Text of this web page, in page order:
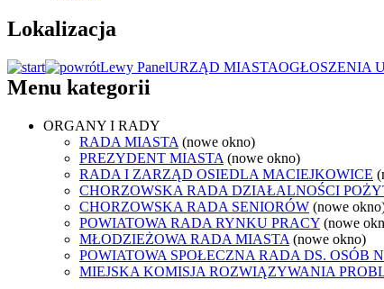
Lokalizacja
Lewy PanelURZĄD MIASTAOGŁOSZENIA
Menu kategorii
ORGANY I RADY
RADA MIASTA (nowe okno)
PREZYDENT MIASTA (nowe okno)
RADA I ZARZĄD OSIEDLA MACIEJKOWICE
CHORZOWSKA RADA DZIAŁALNOŚCI
CHORZOWSKA RADA SENIORÓW (nowe
POWIATOWA RADA RYNKU PRACY (nowe
MŁODZIEŻOWA RADA MIASTA (nowe okno)
POWIATOWA SPOŁECZNA RADA DS. OSÓB
MIEJSKA KOMISJA ROZWIĄZYWANIA